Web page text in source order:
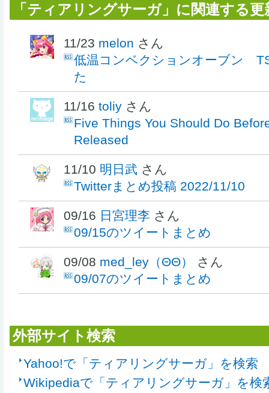
「ティアリングサーガ」に関連する更
11/23 melon さん
低温コンベクションオーブン
た
11/16 toliy さん
Five Things You Should Do
Released
11/10 明日武 さん
Twitterまとめ投稿 2022/11/10
09/16 日宮理李 さん
09/15のツイートまとめ
09/08 med_ley（ΘΘ）
さん
09/07のツイートまとめ
外部サイト検索
Yahoo!で「ティアリングサーガ」を検索
Wikipediaで「ティアリングサーガ」を検